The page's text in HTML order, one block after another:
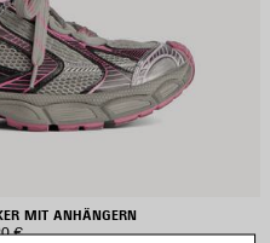
MIT ANHÄNGERN
€